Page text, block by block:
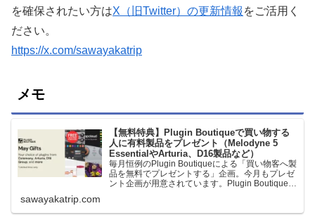
を確保されたい方はX（旧Twitter）の更新情報 をご活用く
ださい。
https://x.com/sawayakatrip
メモ
【無料特典】Plugin Boutiqueで買い物する
人に有料製品をプレゼント（Melodyne 5
EssentialやArturia、D16製品など）
毎月恒例のPlugin Boutiqueによる「買い物客へ製
品を無料でプレゼントする」企画。今月もプレゼ
ント企画が用意されています。Plugin Boutiqueで
ます。＊無料配布終了予定日：日本時間：
sawayakatrip.com